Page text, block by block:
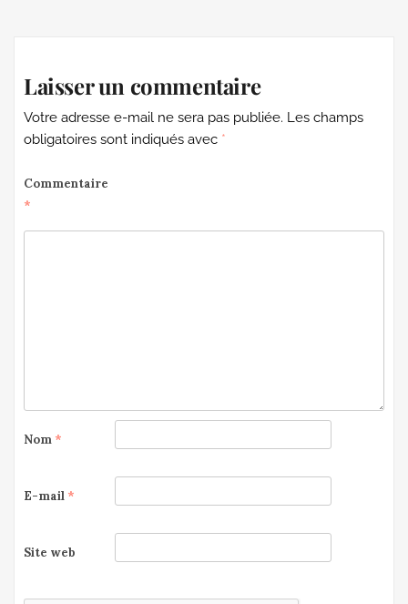
Laisser un commentaire
Votre adresse e-mail ne sera pas publiée. Les champs
obligatoires sont indiqués avec *
Commentaire
*
Nom *
E-mail *
Site web